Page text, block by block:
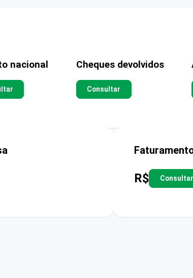
nacional Cheques devolvidos
Consultar
R$ Consultar